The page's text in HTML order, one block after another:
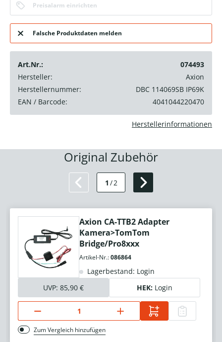
Preisalarm einrichten
Falsche Produktdaten melden
Art.Nr.:
074493
Hersteller:
Axion
Herstellernummer:
DBC 114069SB IP69K
EAN / Barcode:
4041044220470
Herstellerinformationen
Original Zubehör
1 /2
Axion CA-TTB2 Adapter
Kamera>TomTom
Bridge/Pro8xxx
Artikel-Nr.:086864
Lagerbestand: Login
UVP: 85,90 € HEK: Login
Zum Vergleich hinzufügen